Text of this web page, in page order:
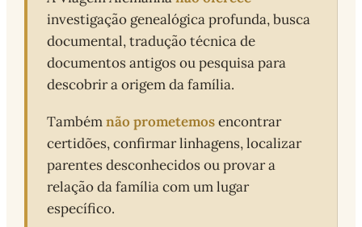
investigação genealógica profunda, busca
documental, tradução técnica de
documentos antigos ou pesquisa para
descobrir a origem da família.
Tambémnão prometemosencontrar
certidões, confirmar linhagens, localizar
parentes desconhecidos ou provar a
relação da família com um lugar
específico.